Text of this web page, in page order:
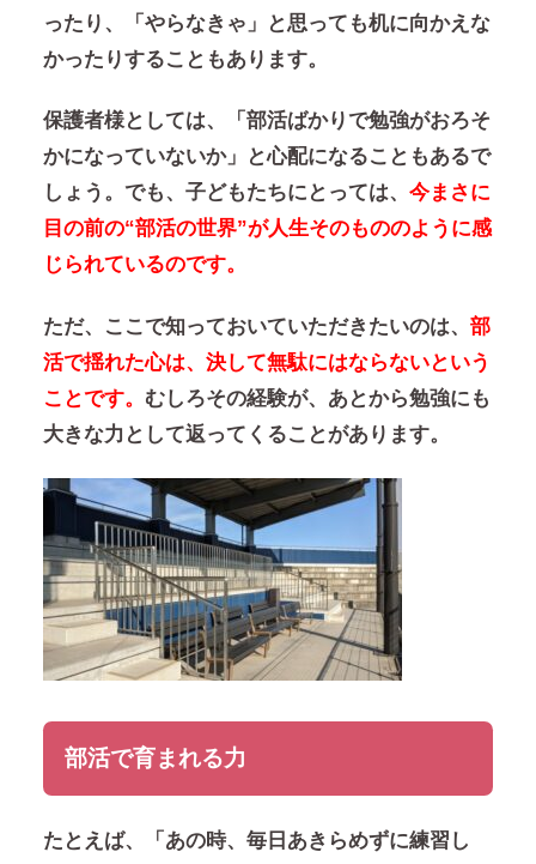
ったり、「やらなきゃ」と思っても机に向かえな
かったりすることもあります。
保護者様としては、「部活ばかりで勉強がおろそ
かになっていないか」と心配になることもあるで
しょう。でも、子どもたちにとっては、 今まさに
目の前の“部活の世界”が人生そのもののように感
じられているのです。
ただ、ここで知っておいていただきたいのは、 部
活で揺れた心は、決して無駄にはならないという
ことです。 むしろその経験が、あとから勉強にも
大きな力として返ってくることがあります。
部活で育まれる力
たとえば、「あの時、毎日あきらめずに練習し